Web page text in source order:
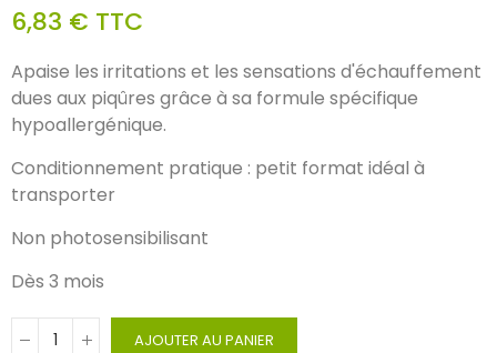
6,83 € TTC
Apaise les irritations et les sensations d'échauffement
dues aux piqûres grâce à sa formule spécifique
hypoallergénique.
Conditionnement pratique : petit format idéal à
transporter
Non photosensibilisant
Dès 3 mois
AJOUTER AU PANIER